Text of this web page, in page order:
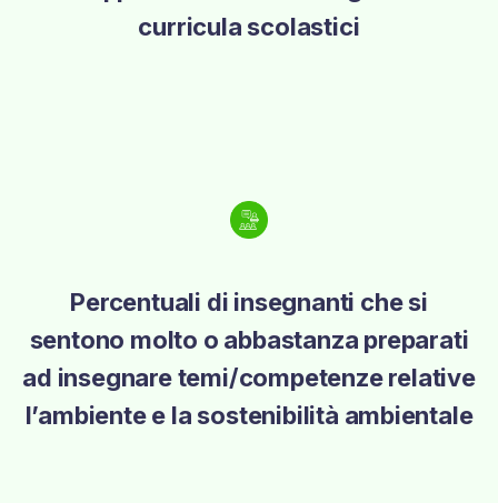
curricula scolastici
Percentuali di insegnanti che si
sentono molto o abbastanza preparati
ad insegnare temi/competenze relative
l’ambiente e la sostenibilità ambientale